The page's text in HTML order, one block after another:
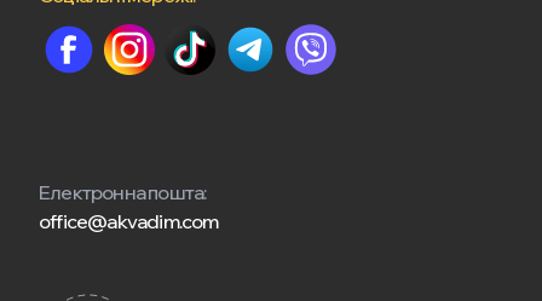
Електронна пошта:
office@akvadim.com